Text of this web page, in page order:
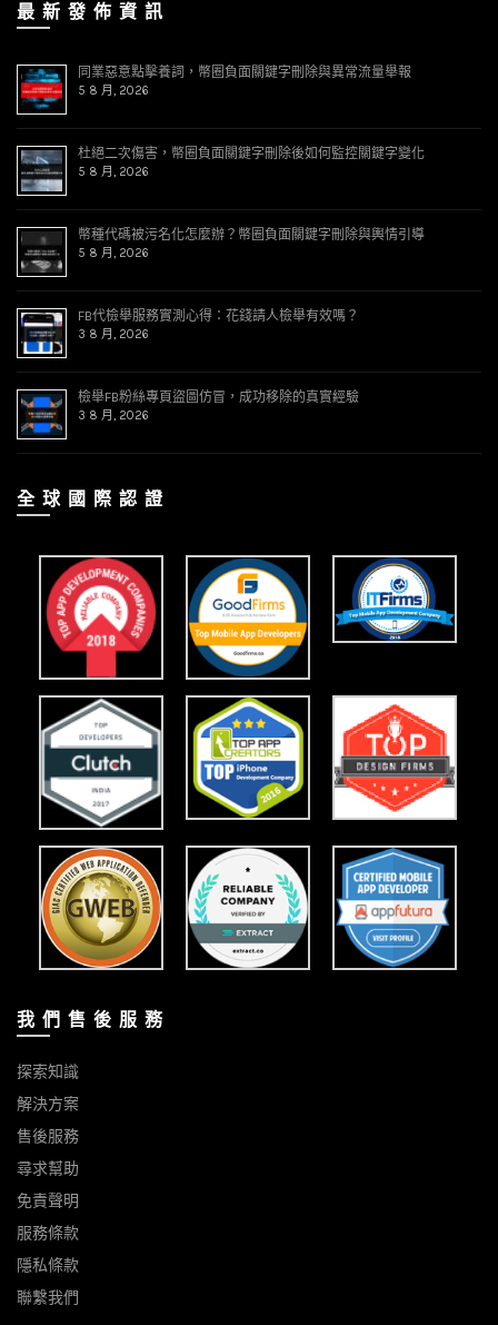
最 新 發 佈 資 訊
同業惡意點擊養詞，幣圈負面關鍵字刪除與異常流量舉報
5 8 月, 2026
杜絕二次傷害，幣圈負面關鍵字刪除後如何監控關鍵字變化
5 8 月, 2026
幣種代碼被污名化怎麼辦？幣圈負面關鍵字刪除與輿情引導
5 8 月, 2026
FB代檢舉服務實測心得：花錢請人檢舉有效嗎？
3 8 月, 2026
檢舉FB粉絲專頁盜圖仿冒，成功移除的真實經驗
3 8 月, 2026
全 球 國 際 認 證
我 們 售 後 服 務
探索知識
解決方案
售後服務
尋求幫助
免責聲明
服務條款
隱私條款
聯繫我們